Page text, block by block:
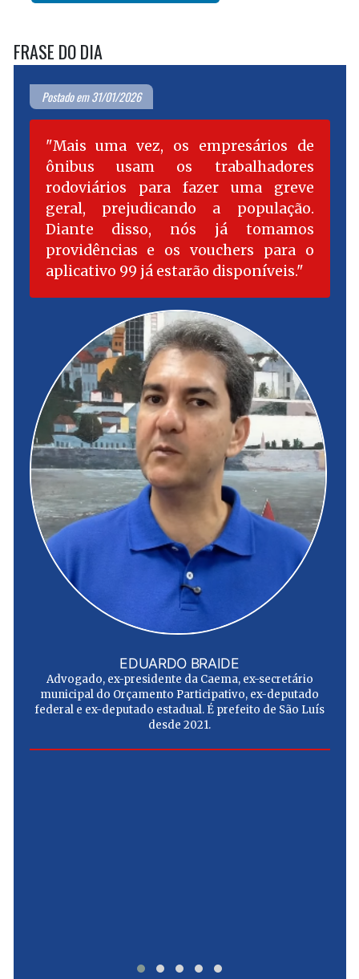
FRASE DO DIA
Postado em 31/01/2026
Mais uma vez, os empresários de
ônibus usam os trabalhadores
rodoviários para fazer uma greve
geral, prejudicando a população.
Diante disso, nós já tomamos
providências e os vouchers para o
aplicativo 99 já estarão disponíveis.
EDUARDO BRAIDE
Advogado, ex-presidente da Caema, ex-secretário
municipal do Orçamento Participativo, ex-deputado
federal e ex-deputado estadual. É prefeito de São Luís
desde 2021.